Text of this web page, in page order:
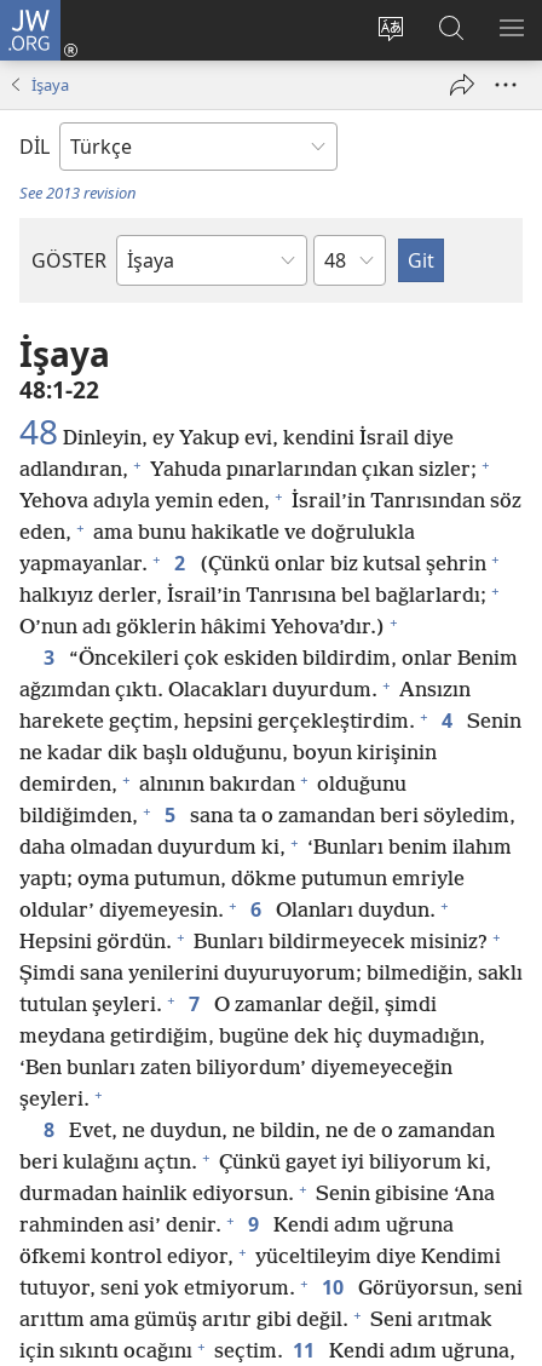
JW.ORG
Site
değiştir
Oturum
Aç
Sitede
Ara
İşaya
DİL
See 2013 revision
GÖSTER
Kutsal
Bölüm
İşaya
48:1-22
48 Dinleyin, ey Yakup evi, kendini İsrail diye
adlandıran, + Yahuda pınarlarından çıkan sizler; +
Yehova adıyla yemin eden, + İsrail’in Tanrısından söz
eden, + ama bunu hakikatle ve doğrulukla
yapmayanlar. + 2 (Çünkü onlar biz kutsal şehrin +
halkıyız derler, İsrail’in Tanrısına bel bağlarlardı; +
O’nun adı göklerin hâkimi Yehova’dır.) +
3
“Öncekileri çok eskiden bildirdim, onlar Benim
ağzımdan çıktı. Olacakları duyurdum. + Ansızın
harekete geçtim, hepsini gerçekleştirdim. + 4
Senin
ne kadar dik başlı olduğunu, boyun kirişinin
demirden, + alnının bakırdan + olduğunu
bildiğimden, + 5
sana ta o zamandan beri söyledim,
daha olmadan duyurdum ki, + ‘Bunları benim ilahım
yaptı; oyma putumun, dökme putumun emriyle
oldular’ diyemeyesin. + 6 Olanları duydun. +
Hepsini gördün. + Bunları bildirmeyecek misiniz? +
Şimdi sana yenilerini duyuruyorum; bilmediğin, saklı
tutulan şeyleri. + 7
O zamanlar değil, şimdi
meydana getirdiğim, bugüne dek hiç duymadığın,
‘Ben bunları zaten biliyordum’ diyemeyeceğin
şeyleri. +
8
Evet, ne duydun, ne bildin, ne de o zamandan
beri kulağını açtın. + Çünkü gayet iyi biliyorum ki,
durmadan hainlik ediyorsun. + Senin gibisine ‘Ana
rahminden asi’ denir. + 9
Kendi adım uğruna
öfkemi kontrol ediyor, + yüceltileyim diye Kendimi
tutuyor, seni yok etmiyorum. + 10
Görüyorsun, seni
arıttım ama gümüş arıtır gibi değil. + Seni arıtmak
için sıkıntı ocağını + seçtim. 11
Kendi adım uğruna,